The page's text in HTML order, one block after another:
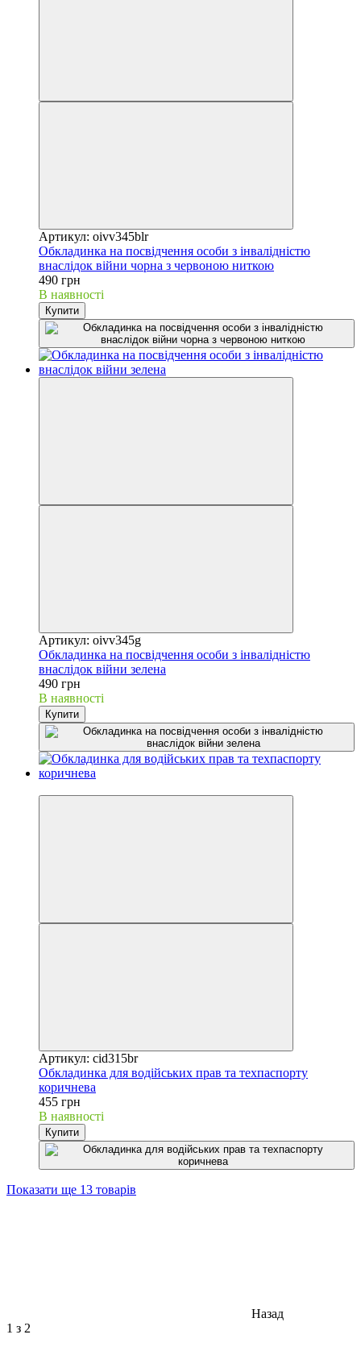
Артикул: oivv345blr
Обкладинка на посвідчення особи з інвалідністю
внаслідок війни чорна з червоною ниткою
490 грн
В наявності
Купити
Артикул: oivv345g
Обкладинка на посвідчення особи з інвалідністю
внаслідок війни зелена
490 грн
В наявності
Купити
Артикул: cid315br
Обкладинка для водійських прав та техпаспорту
коричнева
455 грн
В наявності
Купити
Показати ще 13 товарів
Назад
1 з 2